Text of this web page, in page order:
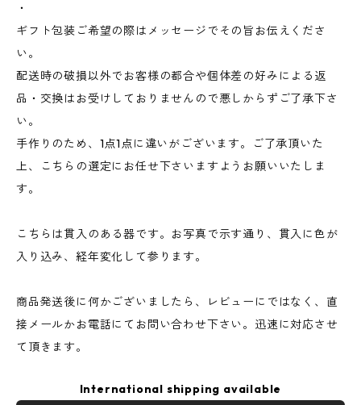
・
ギフト包装ご希望の際はメッセージでその旨お伝えくださ
い。
配送時の破損以外でお客様の都合や個体差の好みによる返
品・交換はお受けしておりませんので悪しからずご了承下さ
い。
手作りのため、1点1点に違いがございます。ご了承頂いた
上、こちらの選定にお任せ下さいますようお願いいたしま
す。
こちらは貫入のある器です。お写真で示す通り、貫入に色が
入り込み、経年変化して参ります。
商品発送後に何かございましたら、レビューにではなく、直
接メールかお電話にてお問い合わせ下さい。迅速に対応させ
て頂きます。
International shipping available